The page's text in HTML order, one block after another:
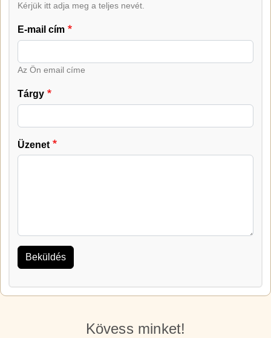
Kérjük itt adja meg a teljes nevét.
E-mail cím
Az Ön email címe
Tárgy
Üzenet
Kövess minket!